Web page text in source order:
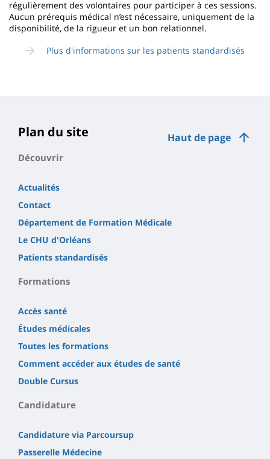
régulièrement des volontaires pour participer à ces sessions.
Aucun prérequis médical n’est nécessaire, uniquement de la
disponibilité, de la rigueur et un bon relationnel.
Plus d'informations sur les patients standardisés
Haut de page
Plan du site
Découvrir
Actualités
Contact
Département de Formation Médicale
Le CHU d'Orléans
Patients standardisés
Formations
Accès santé
Études médicales
Toutes les formations
Comment accéder aux études de santé
Double Cursus
Candidature
Candidature via Parcoursup
Passerelle Médecine